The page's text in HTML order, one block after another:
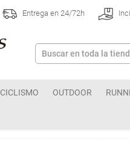
Entrega en 24/72h
CICLISMO OUTDOOR